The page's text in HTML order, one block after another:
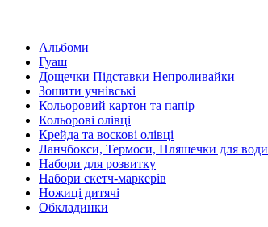
Альбоми
Гуаш
Дощечки Підставки Непроливайки
Зошити учнівські
Кольоровий картон та папір
Кольорові олівці
Крейда та воскові олівці
Ланчбокси, Термоси, Пляшечки для води
Набори для розвитку
Набори скетч-маркерів
Ножиці дитячі
Обкладинки